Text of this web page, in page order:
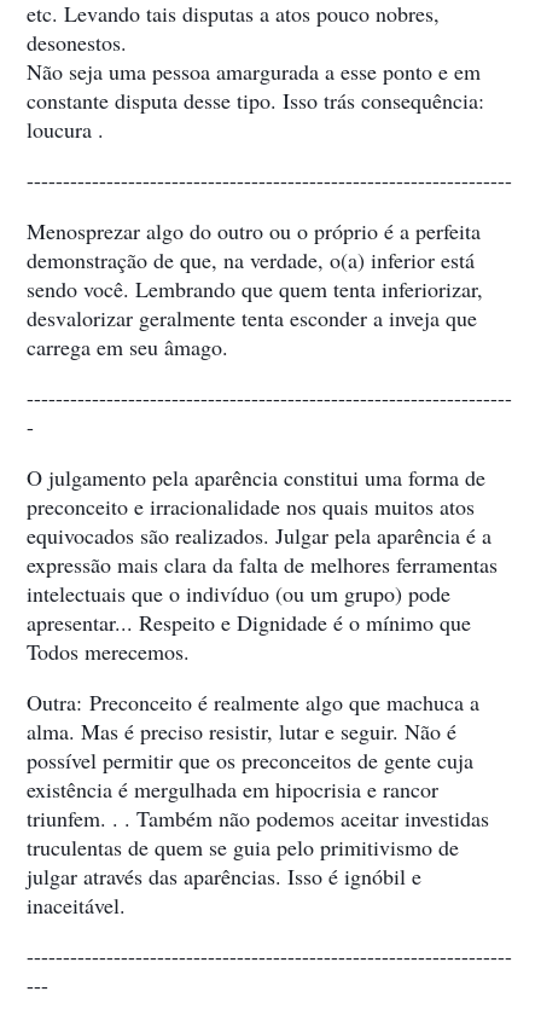
etc. Levando tais disputas a atos pouco nobres,
desonestos.
Não seja uma pessoa amargurada a esse ponto e em
constante disputa desse tipo. Isso trás consequência:
loucura .
-------------------------------------------------------------------
Menosprezar algo do outro ou o próprio é a perfeita
demonstração de que, na verdade, o(a) inferior está
sendo você. Lembrando que quem tenta inferiorizar,
desvalorizar geralmente tenta esconder a inveja que
carrega em seu âmago.
-------------------------------------------------------------------
-
O julgamento pela aparência constitui uma forma de
preconceito e irracionalidade nos quais muitos atos
equivocados são realizados. Julgar pela aparência é a
expressão mais clara da falta de melhores ferramentas
intelectuais que o indivíduo (ou um grupo) pode
apresentar... Respeito e Dignidade é o mínimo que
Todos merecemos.
Outra: Preconceito é realmente algo que machuca a
alma. Mas é preciso resistir, lutar e seguir. Não é
possível permitir que os preconceitos de gente cuja
existência é mergulhada em hipocrisia e rancor
triunfem. . . Também não podemos aceitar investidas
truculentas de quem se guia pelo primitivismo de
julgar através das aparências. Isso é ignóbil e
inaceitável.
-------------------------------------------------------------------
---